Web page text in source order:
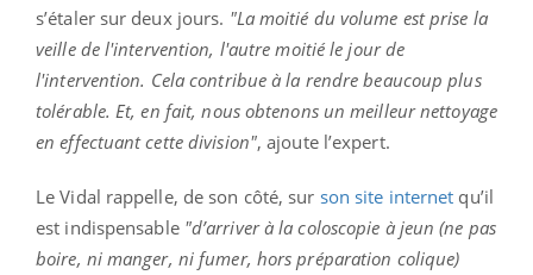
s’étaler sur deux jours. "La moitié du volume est prise la
veille de l'intervention, l'autre moitié le jour de
l'intervention. Cela contribue à la rendre beaucoup plus
tolérable. Et, en fait, nous obtenons un meilleur nettoyage
en effectuant cette division", ajoute l’expert.
Le Vidal rappelle, de son côté, sur son site internet qu’il
est indispensable "d’arriver à la coloscopie à jeun (ne pas
boire, ni manger, ni fumer, hors préparation colique)